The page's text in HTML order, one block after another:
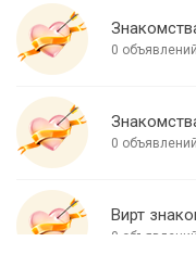
0 объявлений
0 объявлений
Вирт
0 объявлений